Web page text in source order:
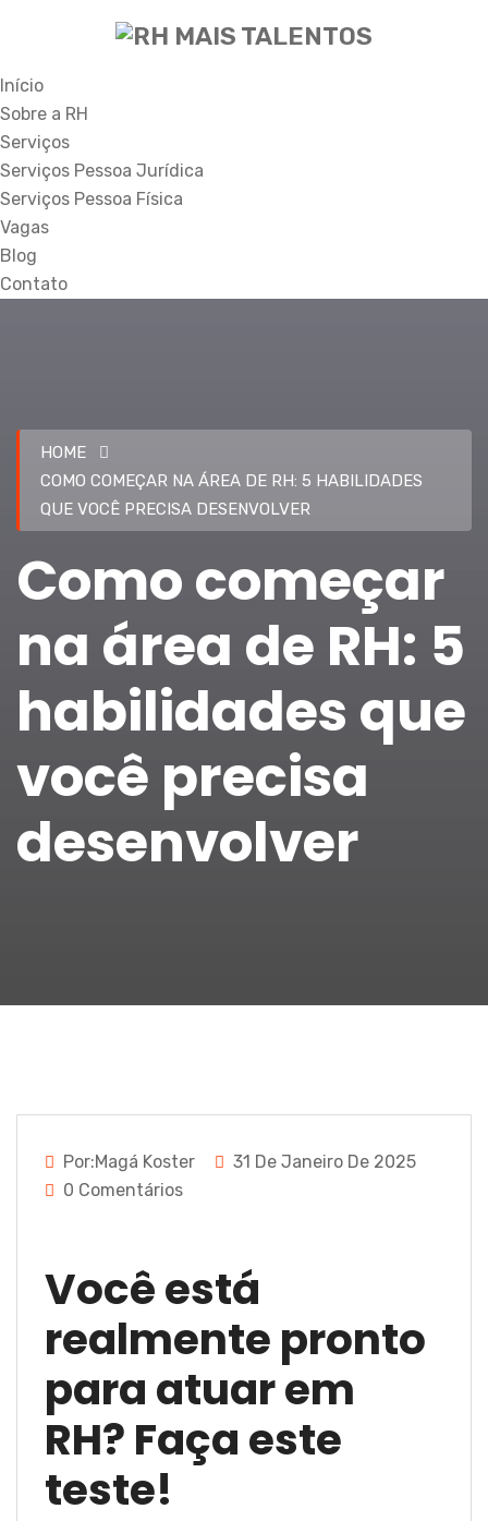
Início
Sobre a RH
Serviços
Serviços Pessoa Jurídica
Serviços Pessoa Física
Vagas
Blog
Contato
HOME
COMO COMEÇAR NA ÁREA DE RH: 5 HABILIDADES
QUE VOCÊ PRECISA DESENVOLVER
Como começar
na área de RH: 5
habilidades que
você precisa
desenvolver
Por:Magá Koster
31 De Janeiro De 2025
0 Comentários
Você está
realmente pronto
para atuar em
RH? Faça este
teste!